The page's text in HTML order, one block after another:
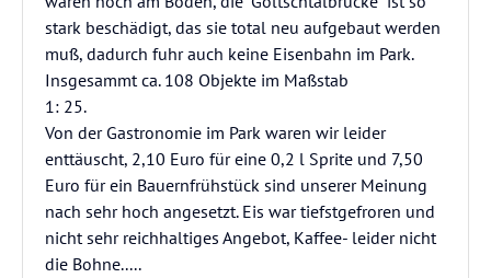
stark beschädigt, das sie total neu aufgebaut werden
muß, dadurch fuhr auch keine Eisenbahn im Park.
Insgesammt ca. 108 Objekte im Maßstab
1: 25.
Von der Gastronomie im Park waren wir leider
enttäuscht, 2,10 Euro für eine 0,2 l Sprite und 7,50
Euro für ein Bauernfrühstück sind unserer Meinung
nach sehr hoch angesetzt. Eis war tiefstgefroren und
nicht sehr reichhaltiges Angebot, Kaffee- leider nicht
die Bohne.....